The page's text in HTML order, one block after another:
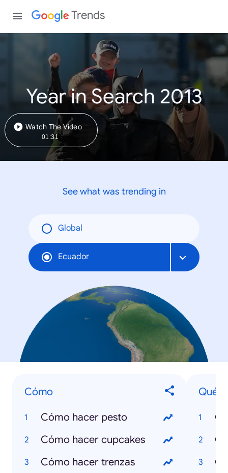
Trends
Year in Search 2013
Watch The Video
01:31
See what was trending in
Global
Ecuador
Cómo
Cómo hacer pesto
Cómo hacer cupcakes
Cómo hacer trenzas
Qué